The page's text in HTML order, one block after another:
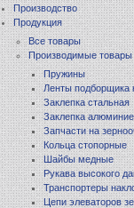
Производство
Продукция
Все товары
Производимые товары
Пружины
Ленты подборщика
Заклепка стальная
Заклепка
Запчасти на
Кольца стопорные
Шайбы медные
Рукава высокого
Транспортеры
Цепи элеваторов